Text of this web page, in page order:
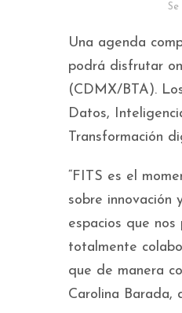
Una agenda
podrá disfrutar
(CDMX/BTA).
Datos,
Transformación
“FITS es el
sobre innovación
espacios que
totalmente
que de manera
Carolina Barada,